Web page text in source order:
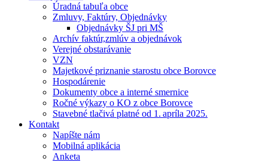
Úradná tabuľa obce
Zmluvy, Faktúry, Objednávky
Objednávky ŠJ pri MŠ
Archív faktúr,zmlúv a objednávok
Verejné obstarávanie
VZN
Majetkové priznanie starostu obce Borovce
Hospodárenie
Dokumenty obce a interné smernice
Ročné výkazy o KO z obce Borovce
Stavebné tlačivá platné od 1. apríla 2025.
Kontakt
Napíšte nám
Mobilná aplikácia
Anketa